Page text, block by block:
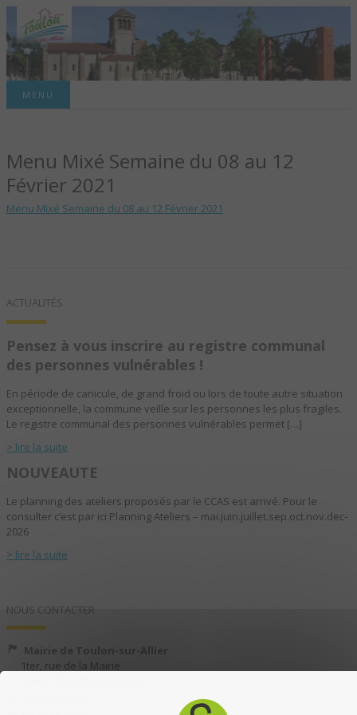
TOULON-SUR-
ALLIER – SITE
OFFICIEL DE LA
MENU
Menu Mixé Semaine du 08 au 12
Février 2021
Menu Mixé Semaine du 08 au 12 Février 2021
ACTUALITÉS
Pensez à vous inscrire au registre communal
des personnes vulnérables !
En période de canicule, de grand froid ou lors de toute autre situation
exceptionnelle, la commune veille sur les personnes les plus fragiles.
Le registre communal des personnes vulnérables permet […]
> lire la suite
NOUVEAUTE
Le planning des ateliers proposés par le CCAS est arrivé. Pour le
consulter c’est par ici Planning Ateliers – mai.juin.juillet.sep.oct.nov.dec-
2026
> lire la suite
NOUS CONTACTER
Mairie de Toulon-sur-Allier
1ter, rue de la Mairie